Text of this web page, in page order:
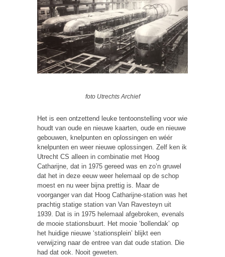
foto Utrechts Archief
Het is een ontzettend leuke tentoonstelling voor wie
houdt van oude en nieuwe kaarten, oude en nieuwe
gebouwen, knelpunten en oplossingen en wéér
knelpunten en weer nieuwe oplossingen. Zelf ken ik
Utrecht CS alleen in combinatie met Hoog
Catharijne, dat in 1975 gereed was en zo’n gruwel
dat het in deze eeuw weer helemaal op de schop
moest en nu weer bijna prettig is. Maar de
voorganger van dat Hoog Catharijne-station was het
prachtig statige station van Van Ravesteyn uit
1939. Dat is in 1975 helemaal afgebroken, evenals
de mooie stationsbuurt. Het mooie ‘bollendak’ op
het huidige nieuwe ‘stationsplein’ blijkt een
verwijzing naar de entree van dat oude station. Die
had dat ook. Nooit geweten.